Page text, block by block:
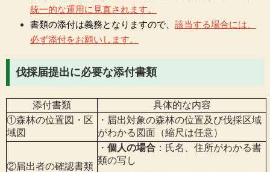
統一的な運用に見直されます。
書類の添付は義務となりますので、 該当する場合には、
必ず添付をお願いします。
伐採届提出に必要な添付書類
添付書類
具体的な内容
①森林の位置図・区
域図
・届出対象の森林の位置及び伐採区域
がわかる図面（縮尺は任意）
②届出者の確認書類
・ 個人の場合 ：氏名、住所がわかる書
類の写し